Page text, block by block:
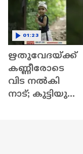
ഋതുവേദയ്ക്ക്
കണ്ണീരോടെ
വിട നൽകി
നാട്; കുട്ടിയുടെ
01:23